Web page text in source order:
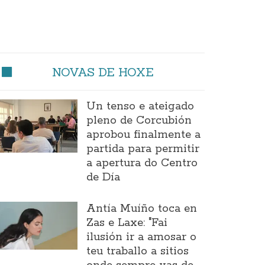
NOVAS DE HOXE
Un tenso e ateigado
pleno de Corcubión
aprobou finalmente a
partida para permitir
a apertura do Centro
de Día
Antía Muíño toca en
Zas e Laxe: "Fai
ilusión ir a amosar o
teu traballo a sitios